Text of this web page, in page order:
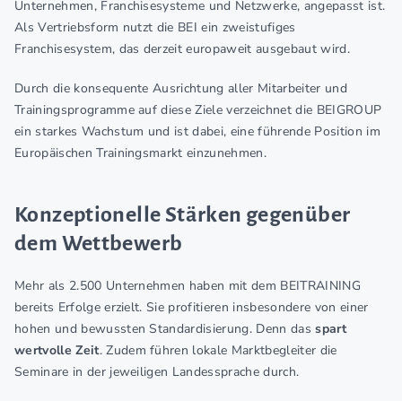
Unternehmen, Franchisesysteme und Netzwerke, angepasst ist.
Als Vertriebsform nutzt die BEI ein zweistufiges
Franchisesystem, das derzeit europaweit ausgebaut wird.
Durch die konsequente Ausrichtung aller Mitarbeiter und
Trainingsprogramme auf diese Ziele verzeichnet die BEIGROUP
ein starkes Wachstum und ist dabei, eine führende Position im
Europäischen Trainingsmarkt einzunehmen.
Konzeptionelle Stärken gegenüber
dem Wettbewerb
Mehr als 2.500 Unternehmen haben mit dem BEITRAINING
bereits Erfolge erzielt. Sie profitieren insbesondere von einer
hohen und bewussten Standardisierung. Denn dasspart
wertvolle Zeit. Zudem führen lokale Marktbegleiter die
Seminare in der jeweiligen Landessprache durch.